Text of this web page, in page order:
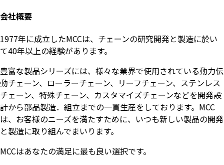
会社概要
1977年に成立したMCCは、チェーンの研究開発と製造に於い
て40年以上の経験があります。
豊富な製品シリーズには、様々な業界で使用されている動力伝
動チェーン、ローラーチェーン、リーフチェーン、ステンレス
チェーン、特殊チェーン、カスタマイズチェーンなどを開発設
計から部品製造．組立までの一貫生産をしております。MCC
は、お客様のニーズを満たすために、いつも新しい製品の開発
と製造に取り組んでまいります。
MCCはあなたの満足に最も良い選択です。